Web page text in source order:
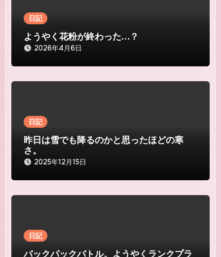
ョ
ン
日記
ようやく花粉が終わった…？
2026年4月6日
日記
昨日は雪でも降るのかと思ったほどの寒
さ。
2025年12月15日
日記
バックパックバトル。ようやくランクプラ